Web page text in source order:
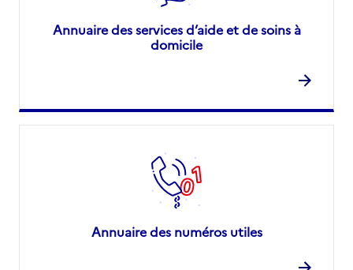
Annuaire des services d’aide et de soins à
domicile
Annuaire des numéros utiles